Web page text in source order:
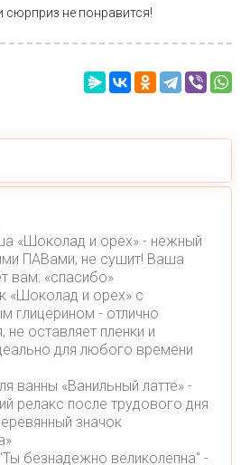
сюрприз не понравится!
«Шоколад и орех» - нежный
ПАВами, не сушит! Ваша
вам: «спасибо»
«Шоколад и орех» с
глицерином - отлично
не оставляет пленки и
для любого времени
ванны «Ванильный латте» -
релакс после трудового дня
значок
безнадежно великолепна" -